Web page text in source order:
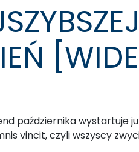
października wystartuje
vincit, czyli wszyscy